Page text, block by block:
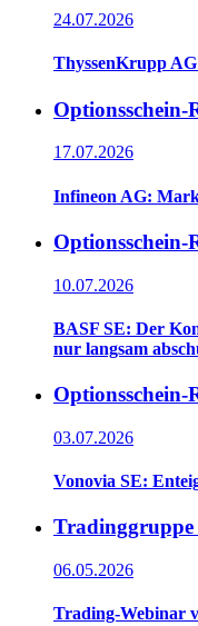
24.07.2026
ThyssenKrupp
Optionsschein-
17.07.2026
Infineon AG:
Optionsschein-
10.07.2026
BASF SE: Der
nur langsam
Optionsschein-
03.07.2026
Vonovia SE:
06.05.2026
Trading-Webinar